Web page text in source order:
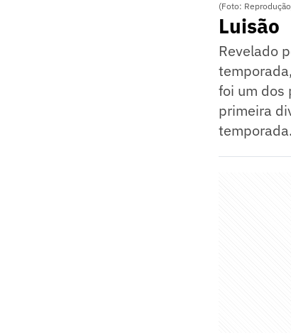
(Foto:
Luisão
Revelado
foi um dos
primeira
temporada.